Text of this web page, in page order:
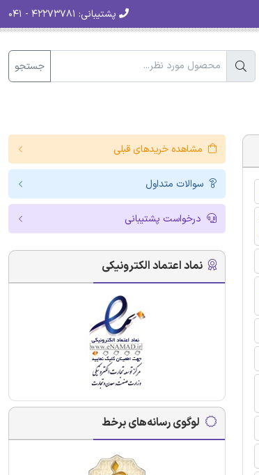
پشتیبانی:
جستجو
مشاهده خریدهای قبلی
سوالات متداول
درخواست پشتیبانی
نماد اعتماد الکترونیکی
لوگوی رسانه‌های برخط